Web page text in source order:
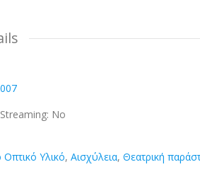
No
Υλικό, Αισχύλεια, Θεατρική